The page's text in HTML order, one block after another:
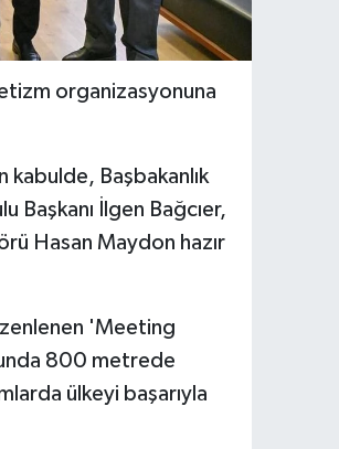
organizasyonuna
kabulde, Başbakanlık
Başkanı İlgen Bağcıer,
Hasan Maydon hazır
'Meeting
800 metrede
ülkeyi başarıyla